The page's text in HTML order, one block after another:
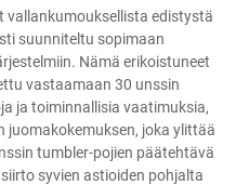
edistystä
suunniteltu sopimaan
Nämä erikoistuneet
vastaamaan 30 unssin
ja toiminnallisia vaatimuksia,
joka ylittää
tumbler-pojien päätehtävä
syvien astioiden pohjalta